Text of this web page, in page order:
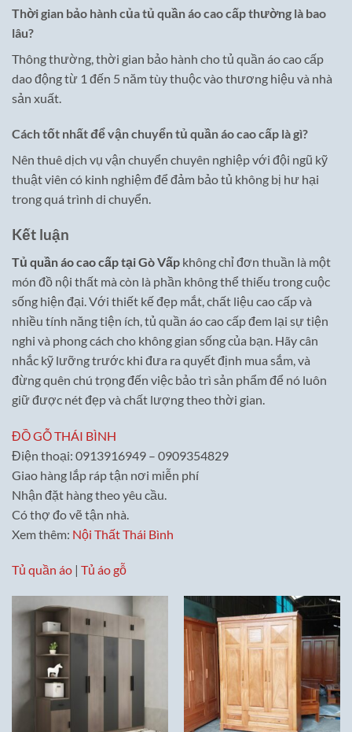
Thời gian bảo hành của tủ quần áo cao cấp thường là bao
lâu?
Thông thường, thời gian bảo hành cho tủ quần áo cao cấp
dao động từ 1 đến 5 năm tùy thuộc vào thương hiệu và nhà
sản xuất.
Cách tốt nhất để vận chuyển tủ quần áo cao cấp là gì?
Nên thuê dịch vụ vận chuyển chuyên nghiệp với đội ngũ kỹ
thuật viên có kinh nghiệm để đảm bảo tủ không bị hư hại
trong quá trình di chuyển.
Kết luận
Tủ quần áo cao cấp tại Gò Vấp không chỉ đơn thuần là một
món đồ nội thất mà còn là phần không thể thiếu trong cuộc
sống hiện đại. Với thiết kế đẹp mắt, chất liệu cao cấp và
nhiều tính năng tiện ích, tủ quần áo cao cấp đem lại sự tiện
nghi và phong cách cho không gian sống của bạn. Hãy cân
nhắc kỹ lưỡng trước khi đưa ra quyết định mua sắm, và
đừng quên chú trọng đến việc bảo trì sản phẩm để nó luôn
giữ được nét đẹp và chất lượng theo thời gian.
ĐỒ GỖ THÁI BÌNH
Điện thoại: 0913916949 – 0909354829
Giao hàng lắp ráp tận nơi miễn phí
Nhận đặt hàng theo yêu cầu.
Có thợ đo vẽ tận nhà.
Xem thêm: Nội Thất Thái Bình
Tủ quần áo | Tủ áo gỗ